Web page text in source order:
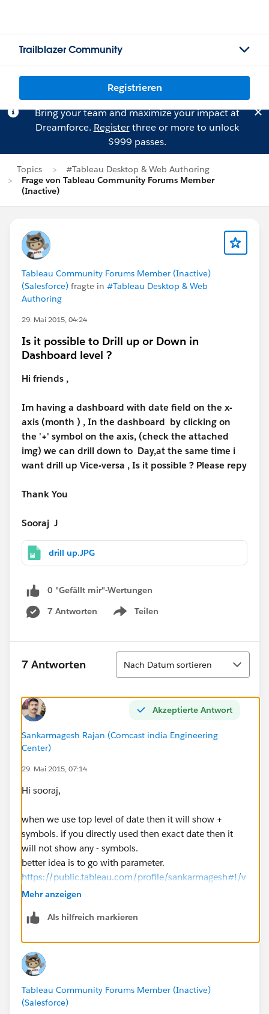
Trailblazer Community
Registrieren
Bring your team and maximize your impact at
Dreamforce. Registerthree or more to unlock
$999 passes.
Topics
#Tableau Desktop & Web Authoring
Frage von Tableau Community Forums Member
(Inactive)
Tableau Community Forums Member (Inactive)
(Salesforce) fragte in #Tableau Desktop & Web
Authoring
29. Mai 2015, 04:24
Is it possible to Drill up or Down in
Dashboard level ?
Hi friends ,
Im having a dashboard with date field on the x-
axis (month ) , In the dashboard by clicking on
the '+' symbol on the axis, (check the attached
img) we can drill down to Day,at the same time i
want drill up Vice-versa , Is it possible ? Please repy
Thank You
Sooraj J
drill up.JPG
0 "Gefällt mir"-Wertungen
7 Antworten
Teilen
Show menu
7 Antworten
Sortieren
Nach Datum sortieren
Akzeptierte Antwort
Sankarmagesh Rajan (Comcast india Engineering
Center)
29. Mai 2015, 07:14
Hi sooraj,
when we use top level of date then it will show +
symbols. if you directly used then exact date then it
will not show any - symbols.
better idea is to go with parameter.
https://public.tableau.com/profile/sankarmagesh#!/v
izhome/Yearmonthquarterdayselectionwithparameteri
ankar
Mehr anzeigen
Als hilfreich markieren
Tableau Community Forums Member (Inactive)
(Salesforce)